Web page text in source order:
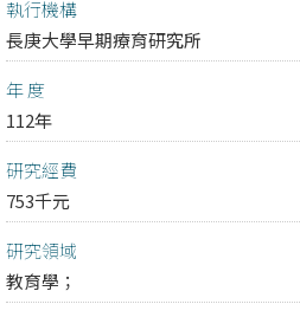
執行機構
長庚大學早期療育研究所
年 度
112年
研究經費
753千元
研究領域
教育學；